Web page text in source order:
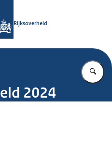
Rijksoverheid
2024